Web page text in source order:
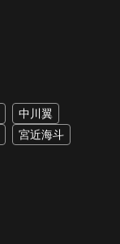
中川翼
宮近海斗